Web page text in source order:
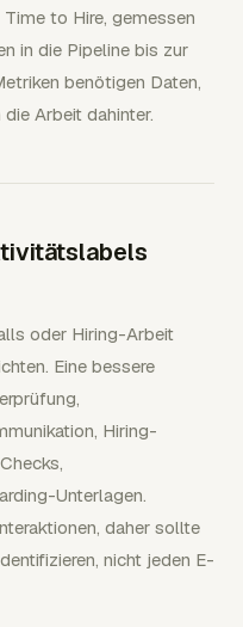
to Hire, gemessen
in die Pipeline bis zur
benötigen Daten,
Arbeit dahinter.
oder Hiring-Arbeit
Eine bessere
Hiring-
Unterlagen.
daher sollte
nicht jeden E-